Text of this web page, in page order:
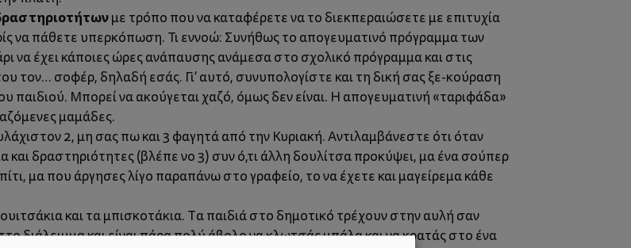
με τρόπο που να καταφέρετε να το διεκπεραιώσετε με επιτυχία
να πάθετε υπερκόπωση. Τι εννοώ: Συνήθως το απογευματινό πρόγραμμα των
να έχει κάποιες ώρες ανάπαυσης ανάμεσα στο σχολικό πρόγραμμα και στις
τον… σοφέρ, δηλαδή εσάς. Γι’ αυτό, συνυπολογίστε και τη δική σας ξε-κούραση
παιδιού. Μπορεί να ακούγεται χαζό, όμως δεν είναι. Η απογευματινή «ταριφάδα»
μαμάδες.
2, μη σας πω και 3 φαγητά από την Κυριακή. Αντιλαμβάνεστε ότι όταν
δραστηριότητες (βλέπε νo 3) συν ό,τι άλλη δουλίτσα προκύψει, μα ένα σούπερ
μα που άργησες λίγο παραπάνω στο γραφείο, το να έχετε και μαγείρεμα κάθε
και τα μπισκοτάκια. Τα παιδιά στο δημοτικό τρέχουν στην αυλή σαν
διάλειμμα και είναι πάρα πολύ άβολο να κλωτσάς μπάλα και να κρατάς στο ένα